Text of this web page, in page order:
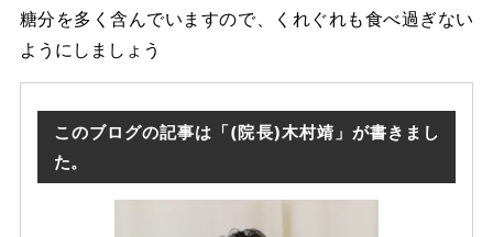
糖分を多く含んでいますので、くれぐれも食べ過ぎない
ようにしましょう
このブログの記事は「(院長)木村靖」が書きまし
た。